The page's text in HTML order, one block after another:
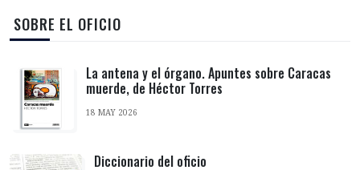
‎ SOBRE EL OFICIO
La antena y el órgano. Apuntes sobre Caracas
muerde, de Héctor Torres
18 MAY 2026
Diccionario del oficio